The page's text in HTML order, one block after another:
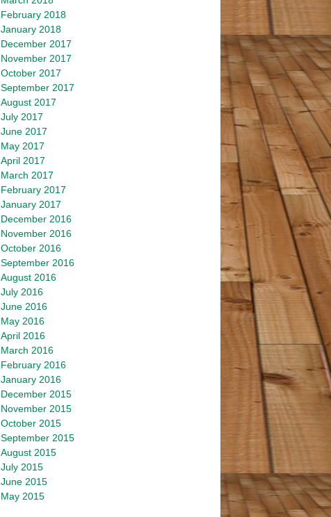
February 2018
January 2018
December 2017
November 2017
October 2017
September 2017
August 2017
July 2017
June 2017
May 2017
April 2017
March 2017
February 2017
January 2017
December 2016
November 2016
October 2016
September 2016
August 2016
July 2016
June 2016
May 2016
April 2016
March 2016
February 2016
January 2016
December 2015
November 2015
October 2015
September 2015
August 2015
July 2015
June 2015
May 2015